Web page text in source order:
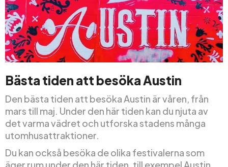
Bästa tiden att besöka Austin
Den bästa tiden att besöka Austin är våren, från
mars till maj. Under den här tiden kan du njuta av
det varma vädret och utforska stadens många
utomhusattraktioner.
Du kan också besöka de olika festivalerna som